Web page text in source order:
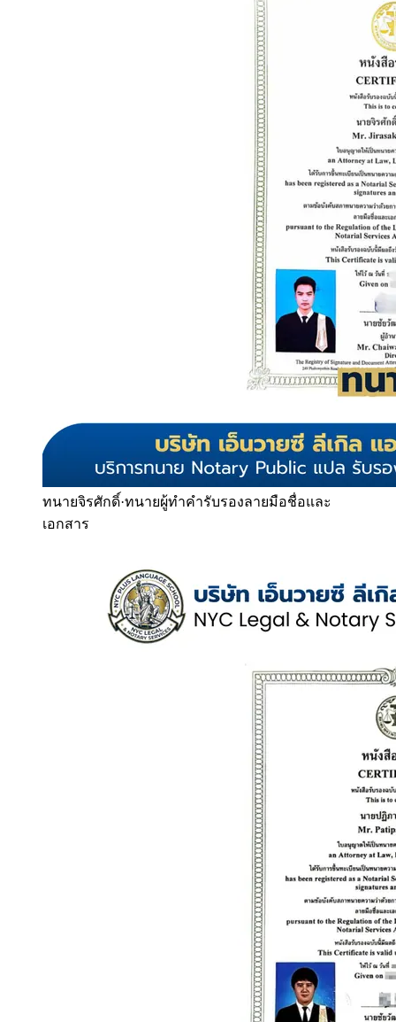
ทนายจิรศักดิ์·ทนายผู้ทำคำรับรองลายมือชื่อและ
เอกสาร